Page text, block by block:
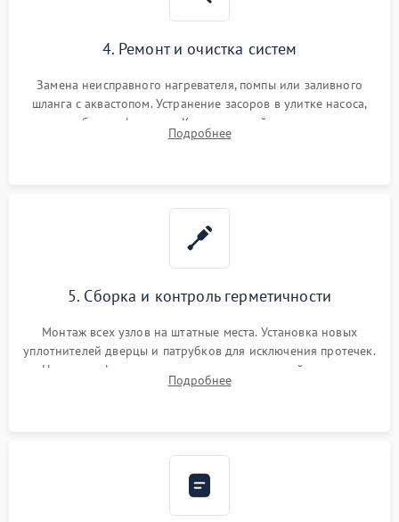
4. Ремонт и очистка систем
Замена неисправного нагревателя, помпы или заливного
шланга с аквастопом. Устранение засоров в улитке насоса,
патрубках и фильтрах. Компонентный ремонт платы
управления, восстановление поврежденной проводки.
Подробнее
5. Сборка и контроль герметичности
Монтаж всех узлов на штатные места. Установка новых
уплотнителей дверцы и патрубков для исключения протечек.
Надежная фиксация хомутов гидравлической системы,
сборка корпуса и установка датчика поплавка.
Подробнее